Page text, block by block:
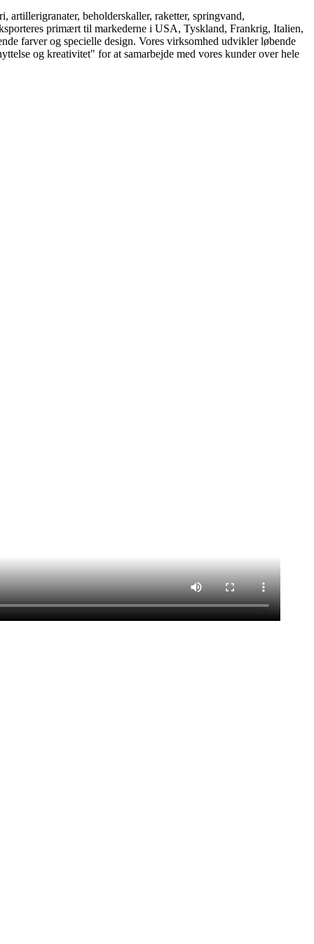
beholderskaller, raketter, springvand,
primært til markederne i USA, Tyskland, Frankrig, Italien,
farver og specielle design. Vores virksomhed udvikler løbende
og kreativitet" for at samarbejde med vores kunder over hele